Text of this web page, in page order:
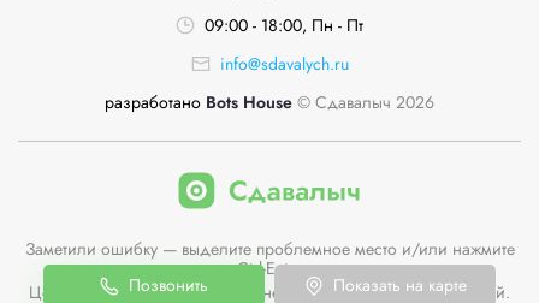
Позвонить Показать на карте
09:00 - 18:00, Пн - Пт
info@sdavalych.ru
разработано Bots House © Сдавалыч 2026
Заметили ошибку — выделите проблемное место и/или нажмите
Ctrl-Enter
Цены пунктов приема на сайте не являются публичной офертой.